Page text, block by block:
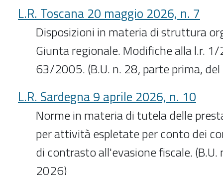
L.R. Toscana 20 maggio 2026, n. 7
Disposizioni in materia di struttura
Giunta regionale. Modifiche alla l.r.
63/2005. (B.U. n. 28, parte prima,
L.R. Sardegna 9 aprile 2026, n. 10
Norme in materia di tutela delle
per attività espletate per conto dei
di contrasto all'evasione fiscale.
2026)